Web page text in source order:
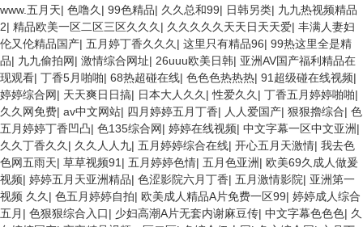
www.五月天| 色噜久 | 99色精品| 久久总和99| 日韩另类| 九九热视频精品
2| 精品欧美一区二区三区久久久 | 久久久久久天天日天天爱| 丰满人妻妇
伦又伦精品国产| 五月婷丁香久久久 | 这里只有精品96| 99热这里全是精
品| 九九偷拍网| 激情综合网址| 26uuu欧美日韩| 亚洲AV国产福利精品在
现观看| 丁香5月啪啪| 68热超碰在线| 色色色热热热| 91超级碰在线视频|
婷婷综合网| 天天爽日日搞| 日本大人久久 |性爱久久 | 丁香五月婷婷啪啪|
久久网免费| av中文网站| 四月婷婷五月丁香| 人人爱国产| 狠狠擼综合| 色
五月婷婷丁香凹凸| 色135综合网| 婷婷在线视频| 中文字幕一区中文亚洲|
久久丁香久久 | 久久人人九| 五月婷婷综合在线| 开心五月天激情| 我去色
色网五雨天| 草草视频91 | 五月婷婷色情| 五月色亚洲| 欧美69久成人做爰
视频| 婷婷五月天亚洲精品| 色涩影院六月丁香| 五月激情影院| 亚洲第一
视频 久久 | 色五月婷婷自拍| 欧美成人精品A片免费一区99| 婷婷成人综合
五月 | 色狠狠综合入口| 少妇高潮A片无套内谢麻豆传| 中文字幕色色色| 久